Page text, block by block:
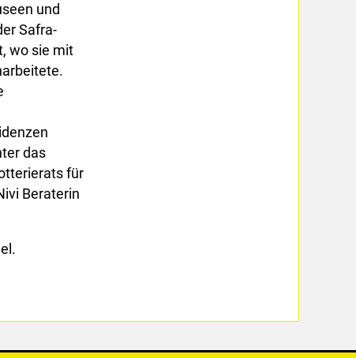
und
Safra-
wo sie mit
das
für
Beraterin